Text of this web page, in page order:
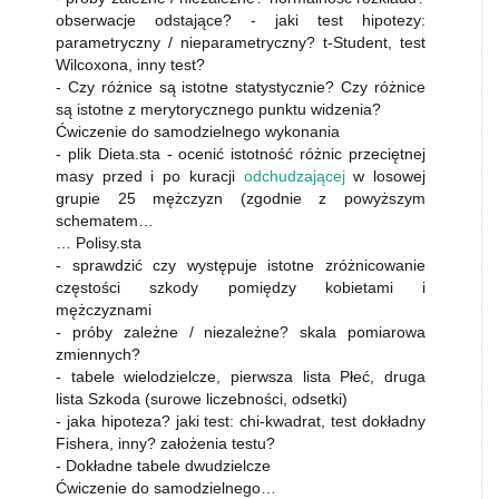
obserwacje odstające? - jaki test hipotezy:
parametryczny / nieparametryczny? t-Student, test
Wilcoxona, inny test?
- Czy różnice są istotne statystycznie? Czy różnice
są istotne z merytorycznego punktu widzenia?
Ćwiczenie do samodzielnego wykonania
- plik Dieta.sta - ocenić istotność różnic przeciętnej
masy przed i po kuracji odchudzającejw losowej
grupie 25 mężczyzn (zgodnie z powyższym
schematem…
… Polisy.sta
- sprawdzić czy występuje istotne zróżnicowanie
częstości szkody pomiędzy kobietami i
mężczyznami
- próby zależne / niezależne? skala pomiarowa
zmiennych?
- tabele wielodzielcze, pierwsza lista Płeć, druga
lista Szkoda (surowe liczebności, odsetki)
- jaka hipoteza? jaki test: chi-kwadrat, test dokładny
Fishera, inny? założenia testu?
- Dokładne tabele dwudzielcze
Ćwiczenie do samodzielnego…